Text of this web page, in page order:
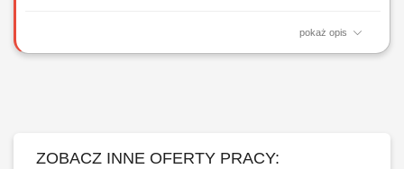
pokaż opis
Zadania Mechaniczny montaż urządzeń, maszyn oraz stanowisk
ZOBACZ INNE OFERTY PRACY: